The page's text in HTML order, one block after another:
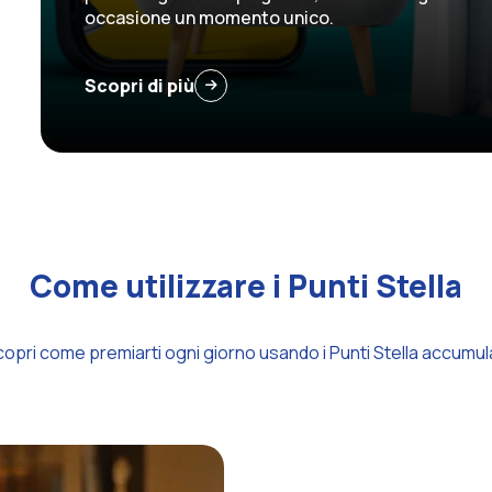
occasione un momento unico.
Scopri di più
Come utilizzare i Punti Stella
come premiarti ogni giorno usando i Punti Stella